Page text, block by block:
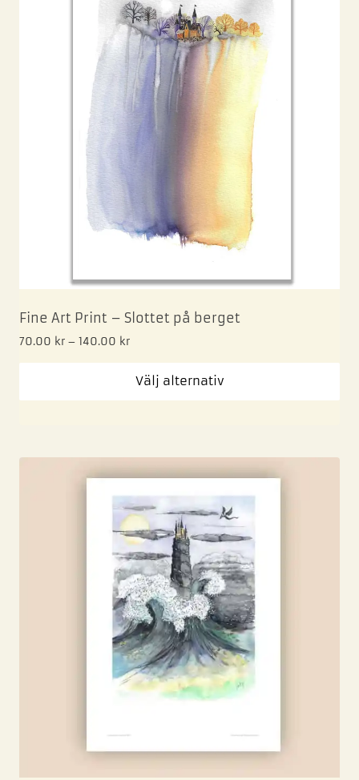
Fine Art Print – Slottet på berget
70.00 kr – 140.00 kr
Välj alternativ